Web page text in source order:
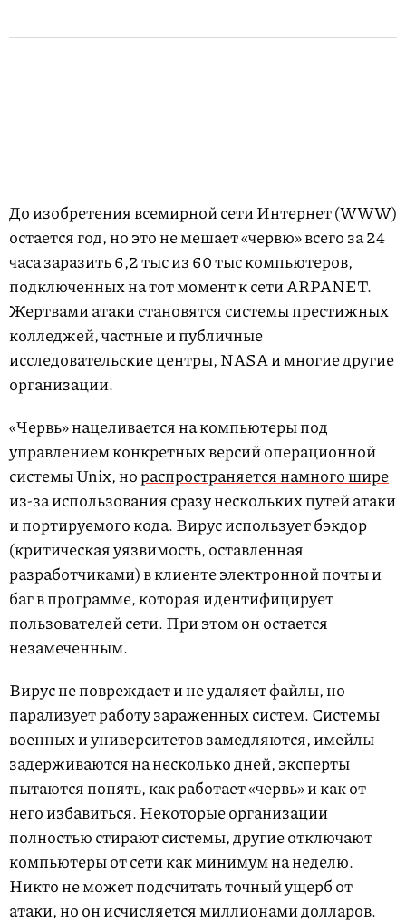
До изобретения всемирной сети Интернет (WWW)
остается год, но это не мешает «червю» всего за 24
часа заразить 6,2 тыс из 60 тыс компьютеров,
подключенных на тот момент к сети ARPANET.
Жертвами атаки становятся системы престижных
колледжей, частные и публичные
исследовательские центры, NASA и многие другие
организации.
«Червь» нацеливается на компьютеры под
управлением конкретных версий операционной
системы Unix, нораспространяется намного шире
из-за использования сразу нескольких путей атаки
и портируемого кода. Вирус использует бэкдор
(критическая уязвимость, оставленная
разработчиками) в клиенте электронной почты и
баг в программе, которая идентифицирует
пользователей сети. При этом он остается
незамеченным.
Вирус не повреждает и не удаляет файлы, но
парализует работу зараженных систем. Системы
военных и университетов замедляются, имейлы
задерживаются на несколько дней, эксперты
пытаются понять, как работает «червь» и как от
него избавиться. Некоторые организации
полностью стирают системы, другие отключают
компьютеры от сети как минимум на неделю.
Никто не может подсчитать точный ущерб от
атаки, но он исчисляется миллионами долларов.